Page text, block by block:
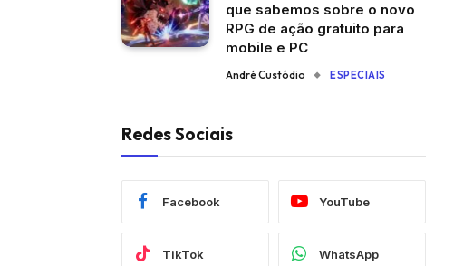
que sabemos sobre o novo
RPG de ação gratuito para
mobile e PC
André Custódio ESPECIAIS
Redes Sociais
Facebook YouTube
TikTok WhatsApp